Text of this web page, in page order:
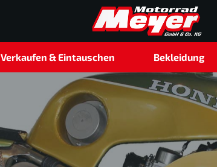
Verkaufen & Eintauschen Bekleidung